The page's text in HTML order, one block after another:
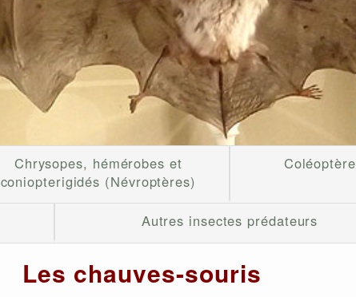
Chrysopes, hémérobes et
coniopterigidés (Névroptères)
Autres insectes prédateurs
Les chauves-souris